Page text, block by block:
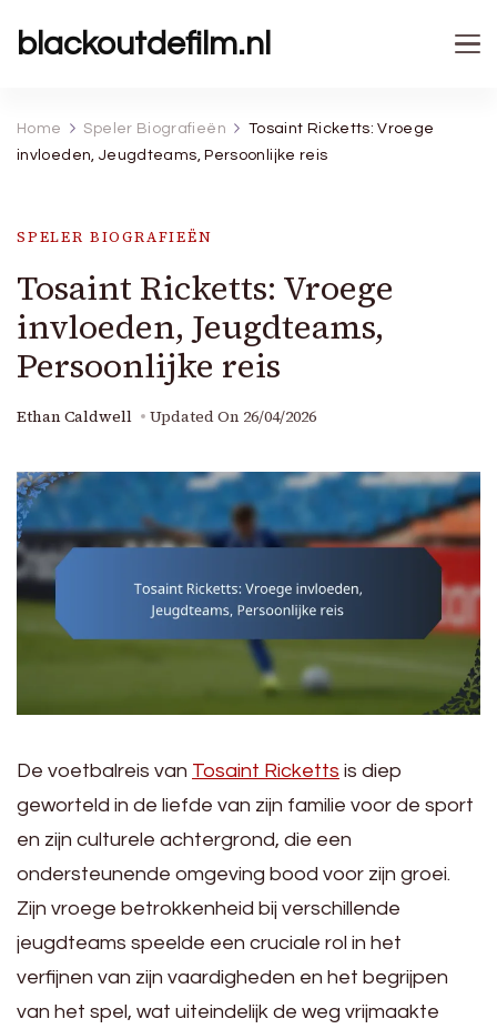
blackoutdefilm.nl
Home Speler Biografieën
Tosaint Ricketts: Vroege
invloeden, Jeugdteams, Persoonlijke reis
SPELER BIOGRAFIEËN
Tosaint Ricketts: Vroege
invloeden, Jeugdteams,
Persoonlijke reis
Ethan Caldwell Updated On 26/04/2026
De voetbalreis van Tosaint Ricketts is diep
geworteld in de liefde van zijn familie voor de sport
en zijn culturele achtergrond, die een
ondersteunende omgeving bood voor zijn groei.
Zijn vroege betrokkenheid bij verschillende
jeugdteams speelde een cruciale rol in het
verfijnen van zijn vaardigheden en het begrijpen
van het spel, wat uiteindelijk de weg vrijmaakte